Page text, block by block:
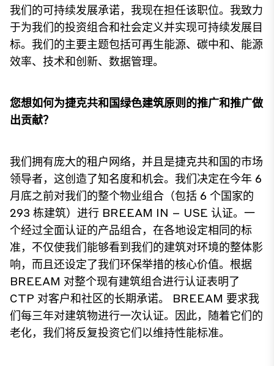
我们的可持续发展承诺，我现在担任该职位。我致力
于为我们的投资组合和社会定义并实现可持续发展目
标。我们的主要主题包括可再生能源、碳中和、能源
效率、技术和创新、数据管理。
您想如何为捷克共和国绿色建筑原则的推广和推广做
出贡献？
我们拥有庞大的租户网络，并且是捷克共和国的市场
领导者，这创造了知名度和机会。我们决定在今年 6
月底之前对我们的整个物业组合（包括 6 个国家的
293 栋建筑）进行 BREEAM IN – USE 认证。一
个经过全面认证的产品组合，在各地设定相同的标
准，不仅使我们能够看到我们的建筑对环境的整体影
响，而且还设定了我们环保举措的核心价值。根据
BREEAM 对整个现有建筑组合进行认证表明了
CTP 对客户和社区的长期承诺。 BREEAM 要求我
们每三年对建筑物进行一次认证。因此，随着它们的
老化，我们将反复投资它们以维持性能标准。